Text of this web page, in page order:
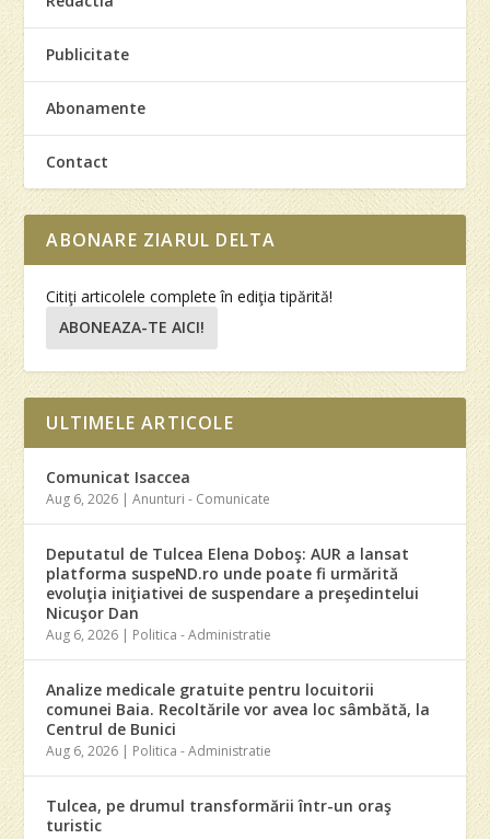
Publicitate
Abonamente
Contact
ABONARE ZIARUL DELTA
Citiţi articolele complete în ediţia tipărită!
ABONEAZA-TE AICI!
ULTIMELE ARTICOLE
Comunicat Isaccea
Aug 6, 2026 |Anunturi - Comunicate
Deputatul de Tulcea Elena Doboş: AUR a lansat
platforma suspeND.ro unde poate fi urmărită
evoluţia iniţiativei de suspendare a preşedintelui
Nicuşor Dan
Aug 6, 2026 | Politica - Administratie
Analize medicale gratuite pentru locuitorii
comunei Baia. Recoltările vor avea loc sâmbătă, la
Centrul de Bunici
Aug 6, 2026 | Politica - Administratie
Tulcea, pe drumul transformării într-un oraş
turistic